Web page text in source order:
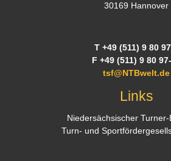
30169 Hannover
T +49 (511) 9 80
F +49 (511) 9 80
tsf@NTBwelt.de
Links
Niedersächsischer Turner-
Turn- und